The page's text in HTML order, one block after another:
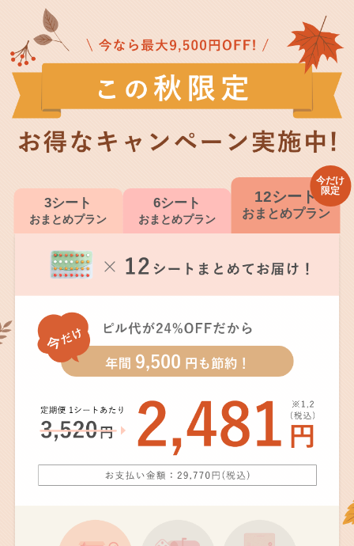
3シート
おまとめプラン
6シート
おまとめプラン
12シート
おまとめプラン
今だけ
限定